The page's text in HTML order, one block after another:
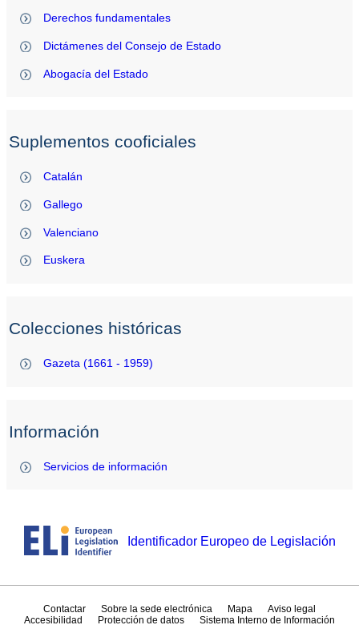
Derechos fundamentales
Dictámenes del Consejo de Estado
Abogacía del Estado
Suplementos cooficiales
Catalán
Gallego
Valenciano
Euskera
Colecciones históricas
Gazeta (1661 - 1959)
Información
Servicios de información
Identificador Europeo de Legislación
Contactar Sobre la sede electrónica Mapa
Aviso legal
Accesibilidad
Protección de datos Sistema Interno de Información